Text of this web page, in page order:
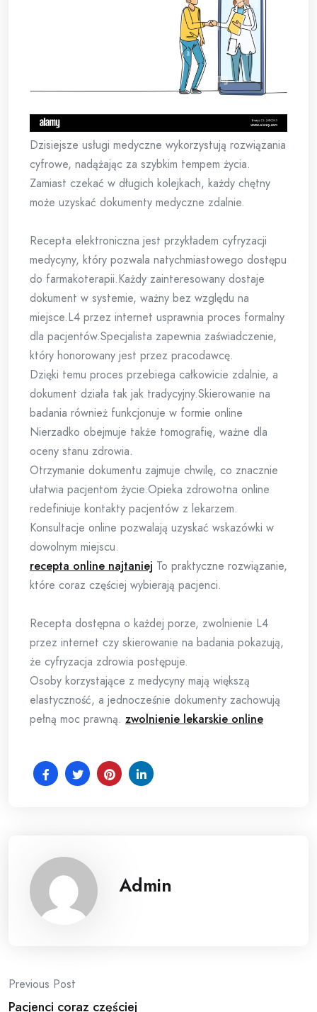
Dzisiejsze usługi medyczne wykorzystują rozwiązania
cyfrowe, nadążając za szybkim tempem życia.
Zamiast czekać w długich kolejkach, każdy chętny
może uzyskać dokumenty medyczne zdalnie.
Recepta elektroniczna jest przykładem cyfryzacji
medycyny, który pozwala natychmiastowego dostępu
do farmakoterapii.Każdy zainteresowany dostaje
dokument w systemie, ważny bez względu na
miejsce.L4 przez internet usprawnia proces formalny
dla pacjentów.Specjalista zapewnia zaświadczenie,
który honorowany jest przez pracodawcę.
Dzięki temu proces przebiega całkowicie zdalnie, a
dokument działa tak jak tradycyjny.Skierowanie na
badania również funkcjonuje w formie online
Nierzadko obejmuje także tomografię, ważne dla
oceny stanu zdrowia.
Otrzymanie dokumentu zajmuje chwilę, co znacznie
ułatwia pacjentom życie.Opieka zdrowotna online
redefiniuje kontakty pacjentów z lekarzem.
Konsultacje online pozwalają uzyskać wskazówki w
dowolnym miejscu.
recepta online najtaniej To praktyczne rozwiązanie,
które coraz częściej wybierają pacjenci.
Recepta dostępna o każdej porze, zwolnienie L4
przez internet czy skierowanie na badania pokazują,
że cyfryzacja zdrowia postępuje.
Osoby korzystające z medycyny mają większą
elastyczność, a jednocześnie dokumenty zachowują
pełną moc prawną. zwolnienie lekarskie online
Admin
Post
Previous Post
Pacjenci coraz częściej